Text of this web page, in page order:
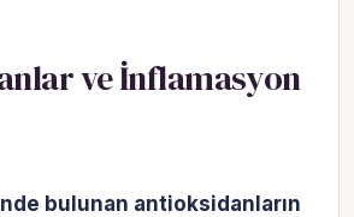
ve İnflamasyon
bulunan antioksidanların